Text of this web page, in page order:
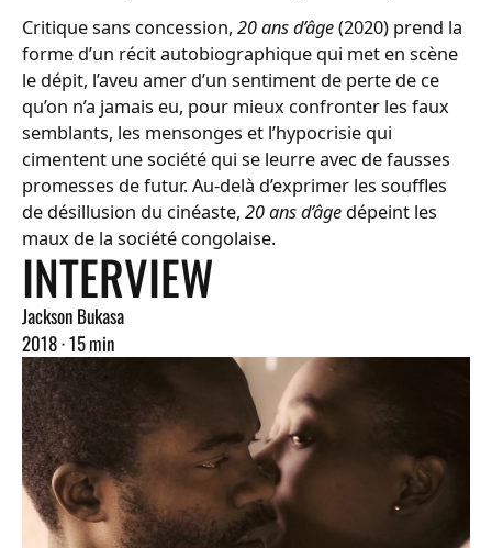
Critique sans concession,20 ans d’âge(2020) prend la
forme d’un récit autobiographique qui met en scène
le dépit, l’aveu amer d’un sentiment de perte de ce
qu’on n’a jamais eu, pour mieux confronter les faux
semblants, les mensonges et l’hypocrisie qui
cimentent une société qui se leurre avec de fausses
promesses de futur. Au-delà d’exprimer les souffles
de désillusion du cinéaste,20 ans d’âge dépeint les
maux de la société congolaise.
INTERVIEW
Jackson Bukasa
2018 · 15 min